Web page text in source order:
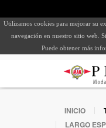
Utilizamos cookies para mejorar su
navegación en nuestro sitio web.
Puede obtener más
INICIO
LARGO